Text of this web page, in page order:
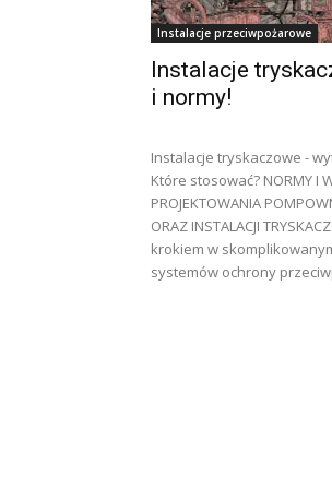
Instalacje przeciwpożarowe
Instalacje
i normy!
Instalacje tryskaczowe -
Które stosować? NORMY I
PROJEKTOWANIA
ORAZ INSTALACJI
krokiem w
systemów ochrony